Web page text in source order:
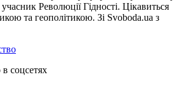
Революції Гідності. Цікавиться
та геополітикою. Зі Svoboda.ua з
соцсетях